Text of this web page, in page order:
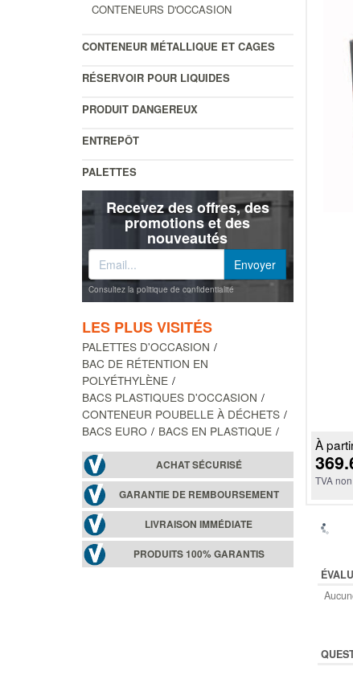
CONTENEURS D'OCCASION
CONTENEUR MÉTALLIQUE ET CAGES
RÉSERVOIR POUR LIQUIDES
PRODUIT DANGEREUX
ENTREPÔT
PALETTES
Recevez des offres, des
promotions et des
nouveautés
Consultez la politique de confidentialité
LES PLUS VISITÉS
PALETTES D'OCCASION
BAC DE RÉTENTION EN
POLYÉTHYLÈNE
BACS PLASTIQUES D'OCCASION
CONTENEUR POUBELLE À DÉCHETS
BACS EURO
BACS EN PLASTIQUE
ACHAT SÉCURISÉ
GARANTIE DE REMBOURSEMENT
LIVRAISON IMMÉDIATE
PRODUITS 100% GARANTIS
À
TVA